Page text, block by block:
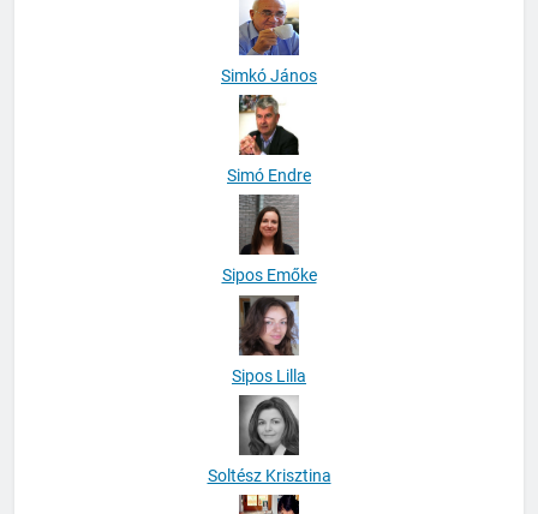
Simkó János
Simó Endre
Sipos Emőke
Sipos Lilla
Soltész Krisztina